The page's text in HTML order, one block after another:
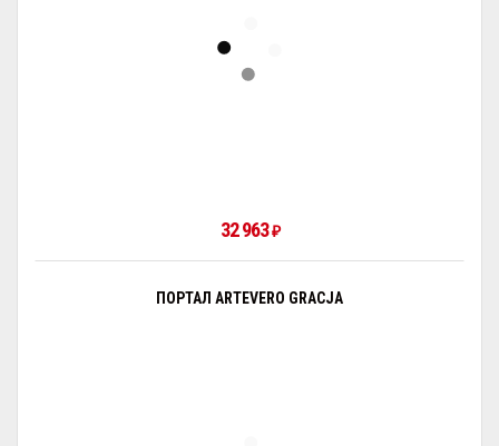
32 963₽
ПОРТАЛ ARTEVERO GRACJA